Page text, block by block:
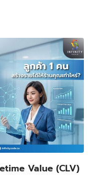
Value (CLV)
a
e